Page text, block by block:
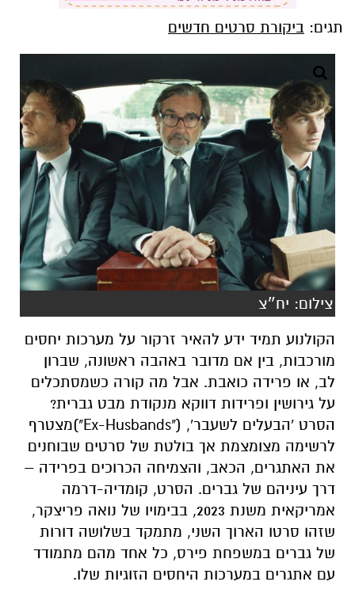
תגים: ביקורת סרטים חדשים
צילום: יח״צ
הקולנוע תמיד ידע להאיר זרקור על מערכות יחסים
מורכבות, בין אם מדובר באהבה ראשונה, שברון
לב, או פרידה כואבת. אבל מה קורה כשמסתכלים
על גירושין ופרידות דווקא מנקודת מבט גברית?
הסרט 'הבעלים לשעבר', ("Ex-Husbands")מצטרף
לרשימה מצומצמת אך בולטת של סרטים שבוחנים
את האתגרים, הכאב, והצמיחה הכרוכים בפרידה –
דרך עיניהם של גברים. הסרט, קומדיה-דרמה
אמריקאית משנת 2023, בבימויו של נואה פריצקר,
שזהו סרטו הארוך השני, מתמקד בשלושה דורות
של גברים במשפחת פירס, כל אחד מהם מתמודד
עם אתגרים במערכות היחסים הזוגיות שלו.